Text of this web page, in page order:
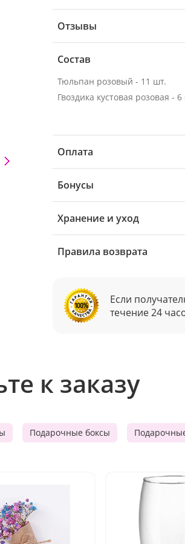
Отзывы
Состав
Тюльпан розовый - 11 шт.
Гвоздика кустовая розовая -
Оплата
Бонусы
Хранение и уход
Правила возврата
Если
течение 24
к заказу
Подарочные боксы